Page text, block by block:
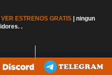
VER ESTRENOS GRATIS | ningun
.